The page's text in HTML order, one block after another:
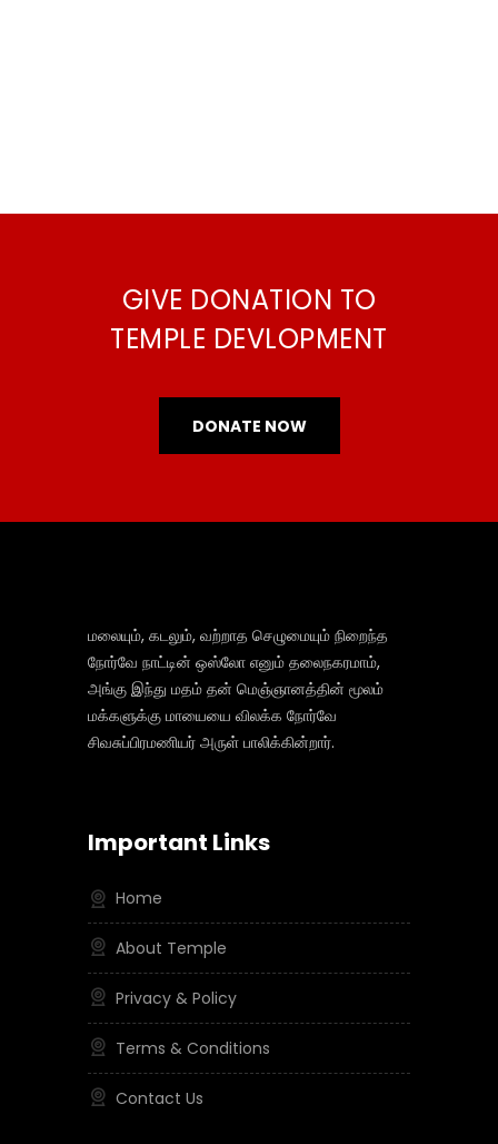
GIVE DONATION TO
TEMPLE DEVLOPMENT
DONATE NOW
மலையும், கடலும், வற்றாத செழுமையும் நிறைந்த
நோர்வே நாட்டின் ஒஸ்லோ எனும் தலைநகரமாம்,
அங்கு இந்து மதம் தன் மெஞ்ஞானத்தின் மூலம்
மக்களுக்கு மாயையை விலக்க நோர்வே
சிவசுப்பிரமணியர் அருள் பாலிக்கின்றார்.
Important Links
Home
About Temple
Privacy & Policy
Terms & Conditions
Contact Us